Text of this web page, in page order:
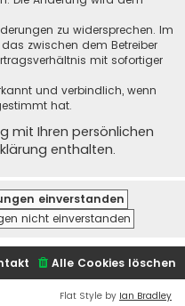
zu widersprechen. Im
zwischen dem Betreiber
mit sofortiger
und verbindlich, wenn
hat.
mit Ihren persönlichen
enthalten.
Alle Cookies löschen
Flat Style by Ian Bradley